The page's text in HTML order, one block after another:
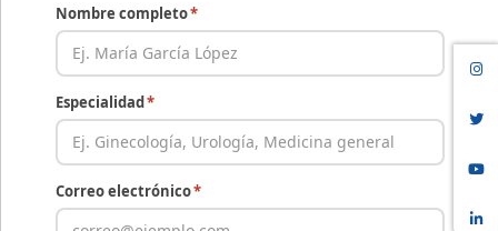
Nombre completo*
Especialidad*
Correo electrónico*